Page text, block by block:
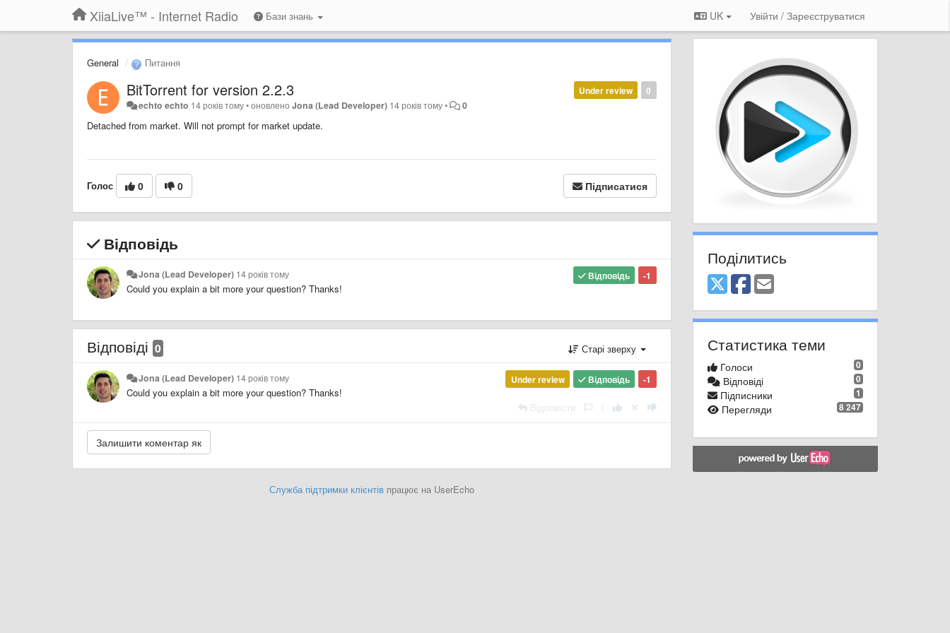
XiiaLive™ - Internet Radio Бази знань UK Увійти / Зареєструватися
General Питання
0
Under review
BitTorrent for version 2.2.3
echto echto 14 років тому•оновленоJona (Lead Developer) 14 років тому• 0
Detached from market. Will not prompt for market update.
Голос 0 0 Підписатися
Відповідь
-1
Відповідь
Jona (Lead Developer) 14 років тому
Could you explain a bit more your question? Thanks!
Відповіді 0 Старі зверху
-1
Відповідь
Under review
Jona (Lead Developer) 14 років тому
Could you explain a bit more your question? Thanks!
Відповісти
Служба підтримки клієнтівпрацює на UserEcho
Поділитись
Статистика теми
0
Голоси
0
Відповіді
1
Підписники
8 247
Перегляди